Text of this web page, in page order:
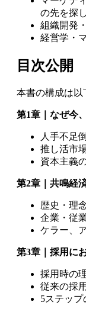
の先を探
組織開発
経営学・
目次公開
本書の構成は以
第1章｜なぜ今
人手不足
推し活市
資本主義
第2章｜共鳴経
歴史・理
企業・従
ケラー、
第3章｜採用に
採用時の
従来の採
5ステッ